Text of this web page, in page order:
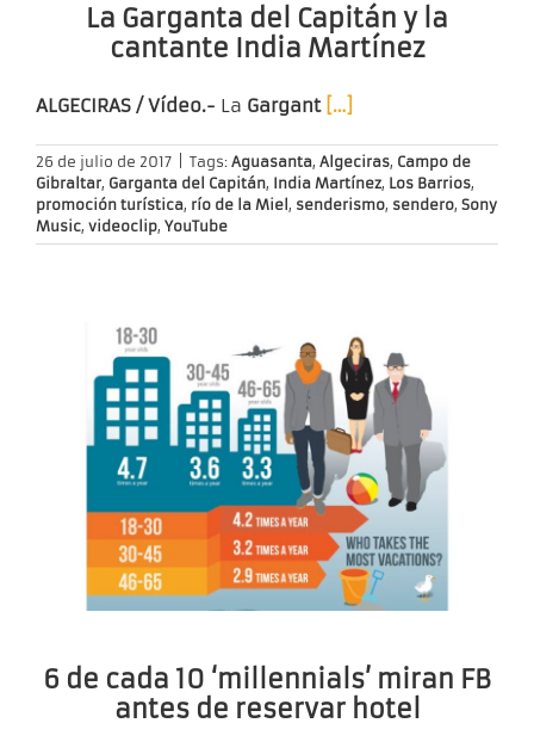
La Garganta del Capitán y la
cantante India Martínez
ALGECIRAS / Vídeo.- La Gargant […]
26 de julio de 2017 Tags: Aguasanta, Algeciras, Campo de
Gibraltar, Garganta del Capitán, India Martínez, Los Barrios,
promoción turística, río de la Miel , senderismo, sendero, Sony
Music, videoclip, YouTube
6 de cada 10 ‘millennials’ miran FB
antes de reservar hotel